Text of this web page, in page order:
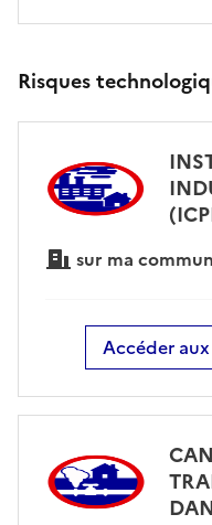
Risques
sur ma
Accéder